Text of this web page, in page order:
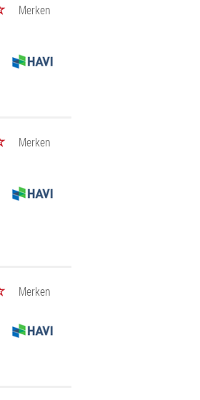
Merken
Merken
Merken